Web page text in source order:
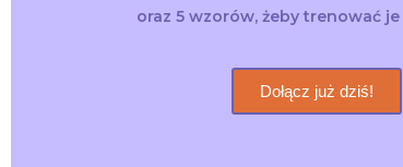
oraz 5 wzorów, żeby trenować
Dołącz już dziś!